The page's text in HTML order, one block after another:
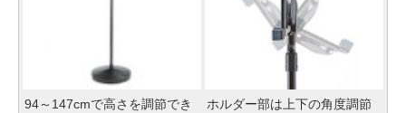
94～147cmで高さを調節でき
ホルダー部は上下の角度調節